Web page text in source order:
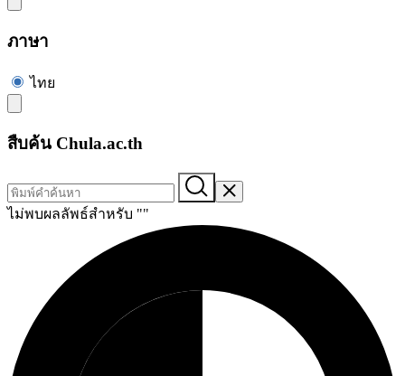
ภาษา
ไทย
สืบค้น Chula.ac.th
ไม่พบผลลัพธ์สำหรับ ""